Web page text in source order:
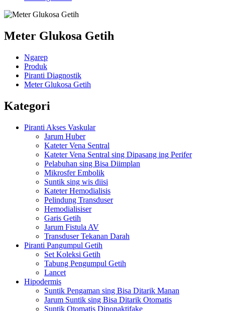
Meter Glukosa Getih
Ngarep
Produk
Piranti Diagnostik
Meter Glukosa Getih
Kategori
Piranti Akses Vaskular
Jarum Huber
Kateter Vena Sentral
Kateter Vena Sentral sing Dipasang ing Perifer
Pelabuhan sing Bisa Diimplan
Mikrosfer Embolik
Suntik sing wis diisi
Kateter Hemodialisis
Pelindung Transduser
Hemodialisiser
Garis Getih
Jarum Fistula AV
Transduser Tekanan Darah
Piranti Pangumpul Getih
Set Koleksi Getih
Tabung Pengumpul Getih
Lancet
Hipodermis
Suntik Pengaman sing Bisa Ditarik Manan
Jarum Suntik sing Bisa Ditarik Otomatis
Suntik Otomatis Dinonaktifake